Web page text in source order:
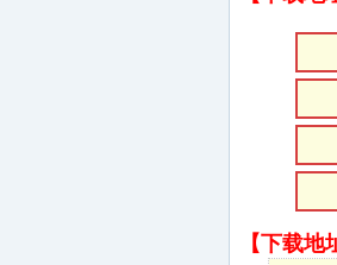
【下载